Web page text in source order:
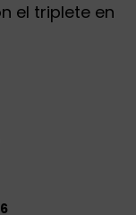
el triplete en